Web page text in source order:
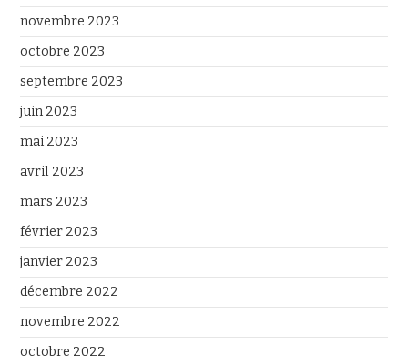
novembre 2023
octobre 2023
septembre 2023
juin 2023
mai 2023
avril 2023
mars 2023
février 2023
janvier 2023
décembre 2022
novembre 2022
octobre 2022